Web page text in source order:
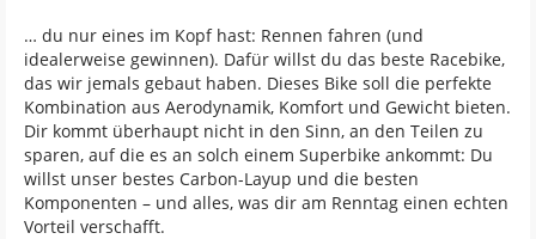
… du nur eines im Kopf hast: Rennen fahren (und
idealerweise gewinnen). Dafür willst du das beste Racebike,
das wir jemals gebaut haben. Dieses Bike soll die perfekte
Kombination aus Aerodynamik, Komfort und Gewicht bieten.
Dir kommt überhaupt nicht in den Sinn, an den Teilen zu
sparen, auf die es an solch einem Superbike ankommt: Du
willst unser bestes Carbon-Layup und die besten
Komponenten – und alles, was dir am Renntag einen echten
Vorteil verschafft.